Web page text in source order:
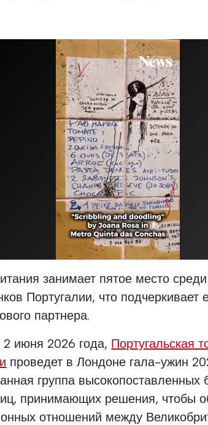
занимает пятое место
Португалии, что подчеркивает
партнера.
2 июня 2026 года, Португальская
проведет в Лондоне гала-ужин
группа высокопоставленных
принимающих решения, чтобы
отношений между